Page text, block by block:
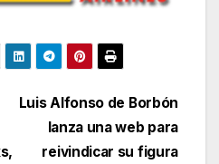
Luis Alfonso de Borbón
lanza una web para
reivindicar su figura